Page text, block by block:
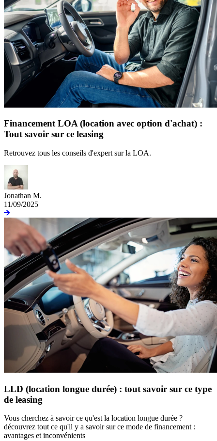
Financement LOA (location avec option d'achat) :
Tout savoir sur ce leasing
Retrouvez tous les conseils d'expert sur la LOA.
Jonathan M.
11/09/2025
LLD (location longue durée) : tout savoir sur ce type
de leasing
Vous cherchez à savoir ce qu'est la location longue durée ?
découvrez tout ce qu'il y a savoir sur ce mode de financement :
avantages et inconvénients